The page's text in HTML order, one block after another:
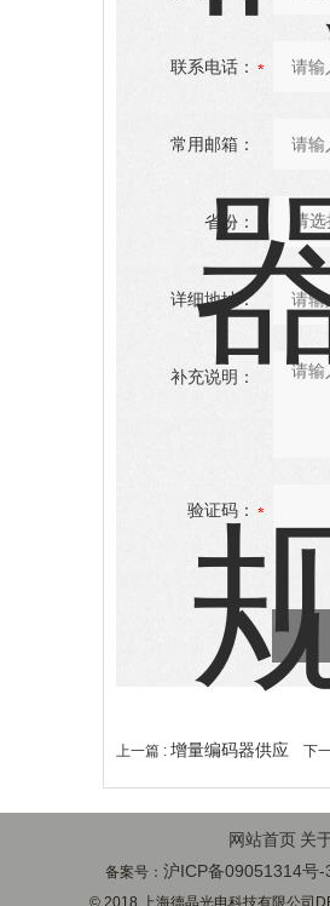
联系电话：
常用邮箱：
省份：
详细地址：
补充说明：
验证码：
上一篇 : 增量编码器供应 下
网站首页 关
备案号：沪ICP备09051314号-
© 2018 上海德晶光电科技有限公司